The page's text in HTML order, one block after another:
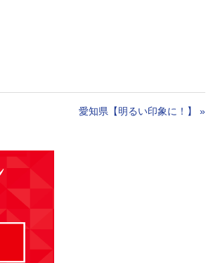
愛知県【明るい印象に！】 »